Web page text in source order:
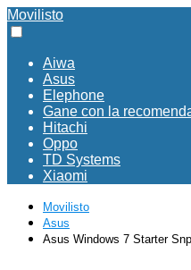
Movilisto
Aiwa
Asus
Elephone
Gane con la
Hitachi
Oppo
TD Systems
Xiaomi
Movilisto
Asus
Asus Windows 7 Starter